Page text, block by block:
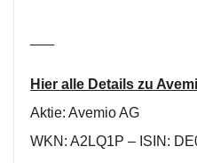
Hier alle Details zu
Aktie: Avemio AG
WKN: A2LQ1P – ISIN: